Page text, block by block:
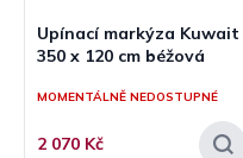
Upínací markýza Kuwait
350 x 120 cm béžová
MOMENTÁLNĚ NEDOSTUPNÉ
2 070 Kč